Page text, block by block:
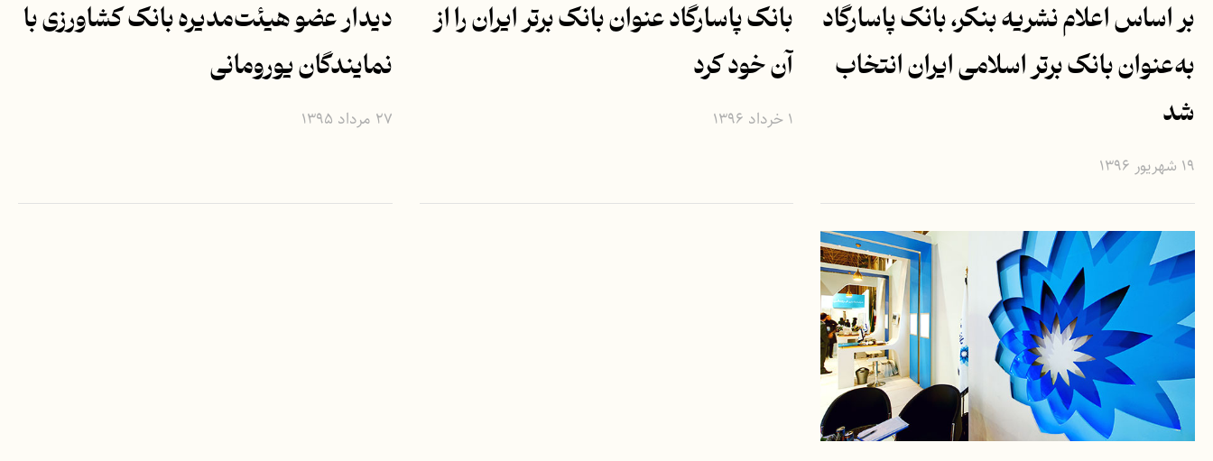
بر اساس اعلام نشریه بنکر، بانک پاسارگاد
به‌عنوان بانک برتر اسلامی ایران انتخاب
شد
۱۹ شهریور ۱۳۹۶
بانک ‌پاسارگاد عنوان بانک برتر ایران را از
آن خود کرد
۱ خرداد ۱۳۹۶
دیدار عضو هیئت‌مدیره بانک کشاورزی با
نمایندگان یورومانی
۲۷ مرداد ۱۳۹۵